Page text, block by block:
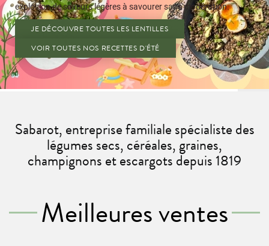
Sabarot, entreprise familiale spécialiste des
légumes secs, céréales, graines,
champignons et escargots depuis 1819
Meilleures ventes